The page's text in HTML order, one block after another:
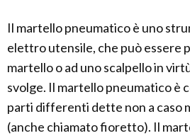
Il martello pneumatico è uno
elettro utensile, che può essere
martello o ad uno scalpello in
svolge. Il martello pneumatico è
parti differenti dette non a caso
(anche chiamato fioretto). Il